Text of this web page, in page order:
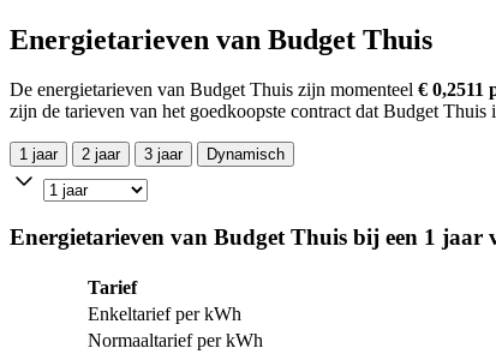
Energietarieven van Budget Thuis
De energietarieven van Budget Thuis zijn momenteel € 0,2511
zijn de tarieven van het goedkoopste contract dat Budget Thuis
1 jaar 2 jaar 3 jaar Dynamisch
Energietarieven van Budget Thuis bij een 1 jaar
Tarief
Enkeltarief per kWh
Normaaltarief per kWh